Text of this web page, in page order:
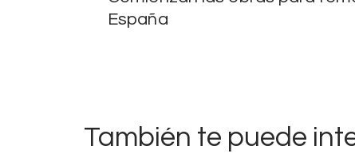
de
España
También te puede